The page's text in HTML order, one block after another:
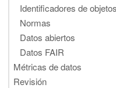
Identificadores de
Normas
Datos abiertos
Datos FAIR
Métricas de datos
Revisión